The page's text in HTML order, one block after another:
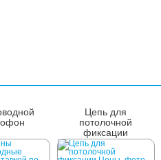
Цепь для
потолочной
фиксации